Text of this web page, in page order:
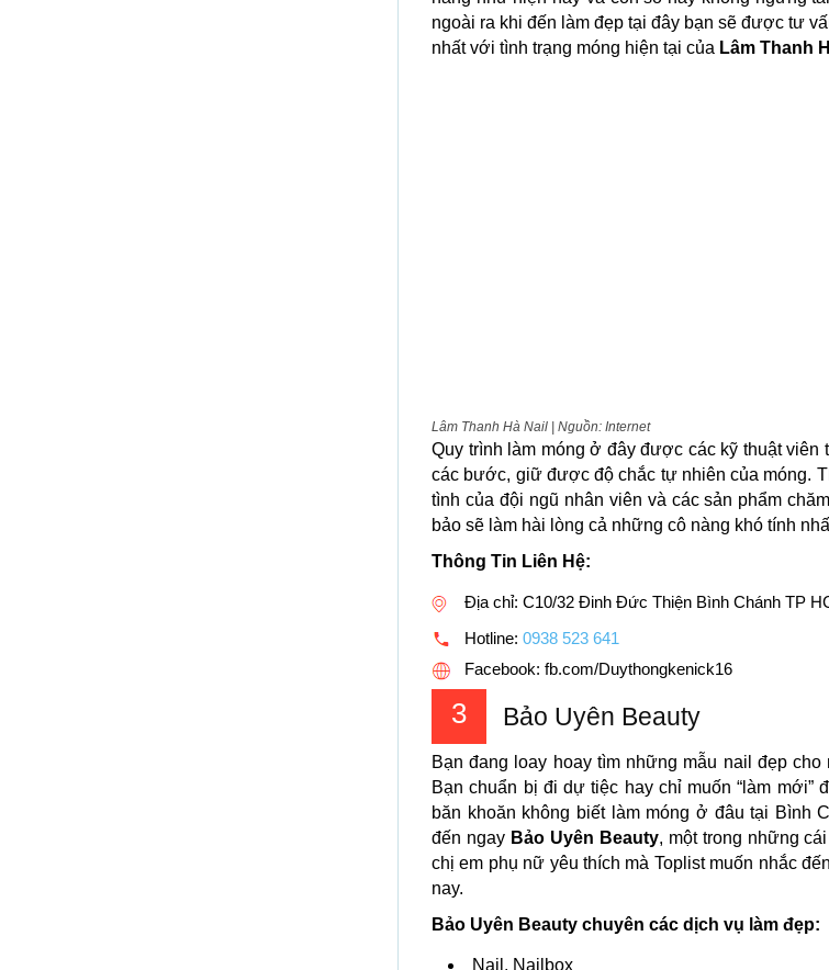
ngoài ra khi đến làm đẹp tại đây bạn sẽ được tư
nhất với tình trạng móng hiện tại của Lâm Thanh
Lâm Thanh Hà Nail | Nguồn: Internet
Quy trình làm móng ở đây được các kỹ thuật viên
các bước, giữ được độ chắc tự nhiên của móng.
tình của đội ngũ nhân viên và các sản phẩm
bảo sẽ làm hài lòng cả những cô nàng khó tính
Thông Tin Liên Hệ:
Địa chỉ: C10/32 Đinh Đức Thiện Bình Chánh TP
Hotline: 0938 523 641
Facebook: fb.com/Duythongkenick16
3 Bảo Uyên Beauty
Bạn đang loay hoay tìm những mẫu nail đẹp cho
Bạn chuẩn bị đi dự tiệc hay chỉ muốn “làm mới”
băn khoăn không biết làm móng ở đâu tại Bình
đến ngay Bảo Uyên Beauty, một trong những
chị em phụ nữ yêu thích mà Toplist muốn nhắc
nay.
Bảo Uyên Beauty chuyên các dịch vụ làm đẹp:
Nail, Nailbox